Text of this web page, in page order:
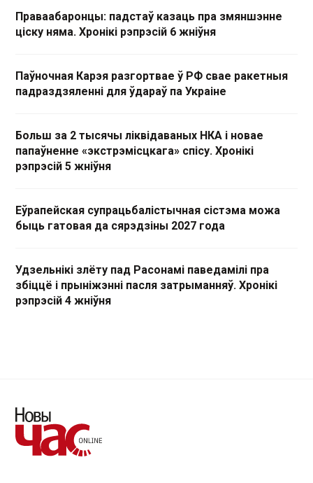
Праваабаронцы: падстаў казаць пра змяншэнне
ціску няма. Хронікі рэпрэсій 6 жніўня
Паўночная Карэя разгортвае ў РФ свае ракетныя
падраздзяленні для ўдараў па Украіне
Больш за 2 тысячы ліквідаваных НКА і новае
папаўненне «экстрэмісцкага» спісу. Хронікі
рэпрэсій 5 жніўня
Еўрапейская супрацьбалістычная сістэма можа
быць гатовая да сярэдзіны 2027 года
Удзельнікі злёту пад Расонамі паведамілі пра
збіццё і прыніжэнні пасля затрыманняў. Хронікі
рэпрэсій 4 жніўня